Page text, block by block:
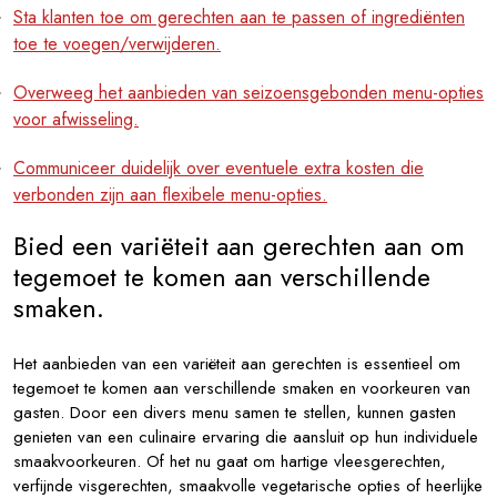
Sta klanten toe om gerechten aan te passen of ingrediënten
toe te voegen/verwijderen.
Overweeg het aanbieden van seizoensgebonden menu-opties
voor afwisseling.
Communiceer duidelijk over eventuele extra kosten die
verbonden zijn aan flexibele menu-opties.
Bied een variëteit aan gerechten aan om
tegemoet te komen aan verschillende
smaken.
Het aanbieden van een variëteit aan gerechten is essentieel om
tegemoet te komen aan verschillende smaken en voorkeuren van
gasten. Door een divers menu samen te stellen, kunnen gasten
genieten van een culinaire ervaring die aansluit op hun individuele
smaakvoorkeuren. Of het nu gaat om hartige vleesgerechten,
verfijnde visgerechten, smaakvolle vegetarische opties of heerlijke